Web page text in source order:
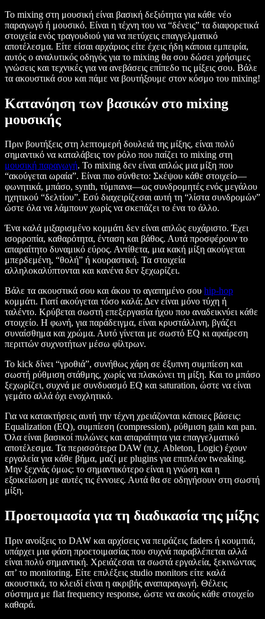
Το mixing στη μουσική είναι βασική δεξιότητα για κάθε νέο
παραγωγό ή μουσικό. Είναι η τέχνη του να “δένεις” τα διαφορετικά
στοιχεία ενός τραγουδιού για να πετύχεις επαγγελματικό
αποτέλεσμα. Είτε είσαι αρχάριος είτε έχεις ήδη κάποια εμπειρία,
αυτός ο αναλυτικός οδηγός για το mixing θα σου δώσει χρήσιμες
γνώσεις και τεχνικές για να ανεβάσεις επίπεδο τις μίξεις σου. Βάλε
τα ακουστικά σου και πάμε να βουτήξουμε στον κόσμο του mixing!
Κατανόηση των βασικών στο mixing
μουσικής
Πριν βουτήξεις στη λεπτομερή δουλειά της μίξης, είναι πολύ
σημαντικό να καταλάβεις τον ρόλο που παίζει το mixing στη
μουσική παραγωγή. Το mixing δεν είναι απλώς μια μίξη που
“ακούγεται ωραία”. Είναι πιο σύνθετο: Σκέψου κάθε στοιχείο—
φωνητικά, μπάσο, synth, τύμπανα—ως συνδρομητές ενός μεγάλου
ηχητικού “δελτίου”. Εσύ διαχειρίζεσαι αυτή τη “λίστα συνδρομών”
ώστε όλα να λάμπουν χωρίς να σκεπάζει το ένα το άλλο.
Ένα καλά μιξαρισμένο κομμάτι δεν είναι απλώς ευχάριστο. Έχει
ισορροπία, καθαρότητα, ένταση και βάθος. Αυτά προσφέρουν το
απαραίτητο δυναμικό εύρος. Αντίθετα, μια κακή μίξη ακούγεται
μπερδεμένη, “θολή” ή κουραστική. Τα στοιχεία
αλληλοκαλύπτονται και κανένα δεν ξεχωρίζει.
Βάλε τα ακουστικά σου και άκου το αγαπημένο σου hip-hop
κομμάτι. Γιατί ακούγεται τόσο καλά; Δεν είναι μόνο τύχη ή
ταλέντο. Κρύβεται σωστή επεξεργασία ήχου που αναδεικνύει κάθε
στοιχείο. Η φωνή, για παράδειγμα, είναι κρυστάλλινη, βγάζει
συναίσθημα και χρώμα. Αυτό γίνεται με σωστό EQ κι αφαίρεση
περιττών συχνοτήτων μέσω φίλτρων.
Το kick δίνει “γροθιά”, συνήθως χάρη σε έξυπνη συμπίεση και
σωστή ρύθμιση στάθμης, χωρίς να πλακώνει τη μίξη. Και το μπάσο
ξεχωρίζει, συχνά με συνδυασμό EQ και saturation, ώστε να είναι
γεμάτο αλλά όχι ενοχλητικό.
Για να κατακτήσεις αυτή την τέχνη χρειάζονται κάποιες βάσεις:
Equalization (EQ), συμπίεση (compression), ρύθμιση gain και pan.
Όλα είναι βασικοί πυλώνες και απαραίτητα για επαγγελματικό
αποτέλεσμα. Τα περισσότερα DAW (π.χ. Ableton, Logic) έχουν
εργαλεία για κάθε βήμα, μαζί με plugins για επιπλέον tweaking.
Μην ξεχνάς όμως: το σημαντικότερο είναι η γνώση και η
εξοικείωση με αυτές τις έννοιες. Αυτά θα σε οδηγήσουν στη σωστή
μίξη.
Προετοιμασία για τη διαδικασία της μίξης
Πριν ανοίξεις το DAW και αρχίσεις να πειράζεις faders ή κουμπιά,
υπάρχει μια φάση προετοιμασίας που συχνά παραβλέπεται αλλά
είναι πολύ σημαντική. Χρειάζεσαι τα σωστά εργαλεία, ξεκινώντας
απ’ το monitoring. Είτε επιλέξεις studio monitors είτε καλά
ακουστικά, το κλειδί είναι η ακριβής αναπαραγωγή. Θέλεις
σύστημα με flat frequency response, ώστε να ακούς κάθε στοιχείο
καθαρά.